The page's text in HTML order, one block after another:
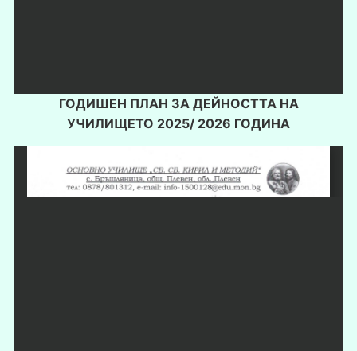
ГОДИШЕН ПЛАН ЗА ДЕЙНОСТТА НА
УЧИЛИЩЕТО 2025/ 2026 ГОДИНА